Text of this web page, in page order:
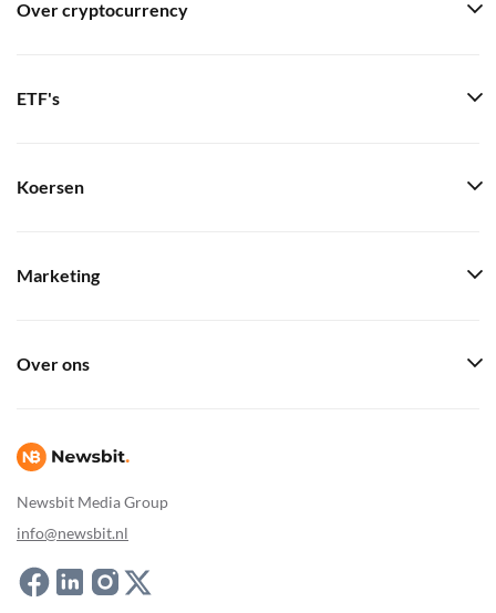
Newsbit Media Group
info@newsbit.nl
Over cryptocurrency
ETF's
Koersen
Marketing
Over ons